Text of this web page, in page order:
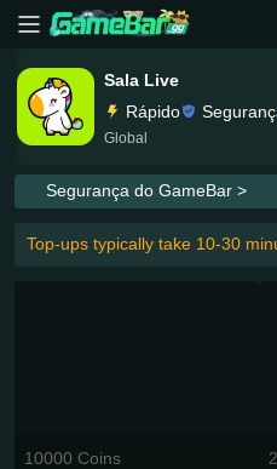
Sala Live
Rápido
Global
Segurança do GameBar >
Top-ups typically take 10-30
10000 Coins